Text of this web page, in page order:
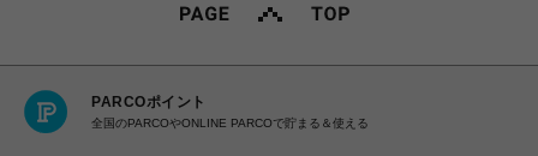
PARCOポイント
全国のPARCOやONLINE PARCOで貯まる＆使える